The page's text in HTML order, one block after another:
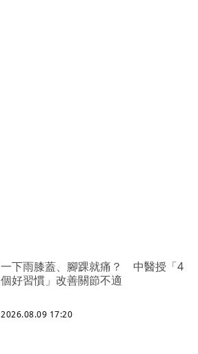
一下雨膝蓋、腳踝就痛？ 中醫授「4
個好習慣」改善關節不適
2026.08.09 17:20